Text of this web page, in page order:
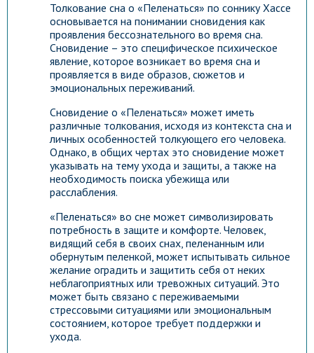
Толкование сна о «Пеленаться» по соннику Хассе
основывается на понимании сновидения как
проявления бессознательного во время сна.
Сновидение – это специфическое психическое
явление, которое возникает во время сна и
проявляется в виде образов, сюжетов и
эмоциональных переживаний.
Сновидение о «Пеленаться» может иметь
различные толкования, исходя из контекста сна и
личных особенностей толкующего его человека.
Однако, в общих чертах это сновидение может
указывать на тему ухода и защиты, а также на
необходимость поиска убежища или
расслабления.
«Пеленаться» во сне может символизировать
потребность в защите и комфорте. Человек,
видящий себя в своих снах, пеленанным или
обернутым пеленкой, может испытывать сильное
желание оградить и защитить себя от неких
неблагоприятных или тревожных ситуаций. Это
может быть связано с переживаемыми
стрессовыми ситуациями или эмоциональным
состоянием, которое требует поддержки и
ухода.